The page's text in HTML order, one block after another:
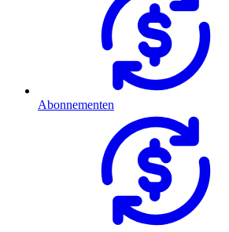
Abonnementen